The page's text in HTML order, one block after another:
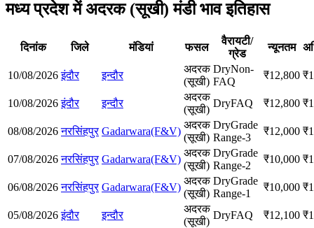
मध्य प्रदेश में अदरक (सूखी) मंडी भाव इतिहास
दिनांक जिले मंडियां फसल
वैरायटी/
ग्रेड
न्यूनतम
10/08/2026 इंदौर इन्दौर
अदरक
(सूखी)
DryNon-
FAQ
₹12,800 ₹
10/08/2026 इंदौर इन्दौर
अदरक
(सूखी)
DryFAQ ₹12,800 ₹
08/08/2026 नरसिंहपुर Gadarwara(F&V)
अदरक
(सूखी)
DryGrade
Range-3
₹12,000 ₹
07/08/2026 नरसिंहपुर Gadarwara(F&V)
अदरक
(सूखी)
DryGrade
Range-2
₹10,000 ₹
06/08/2026 नरसिंहपुर Gadarwara(F&V)
अदरक
(सूखी)
DryGrade
Range-1
₹10,000 ₹
05/08/2026 इंदौर इन्दौर
अदरक
(सूखी)
DryFAQ ₹12,100 ₹